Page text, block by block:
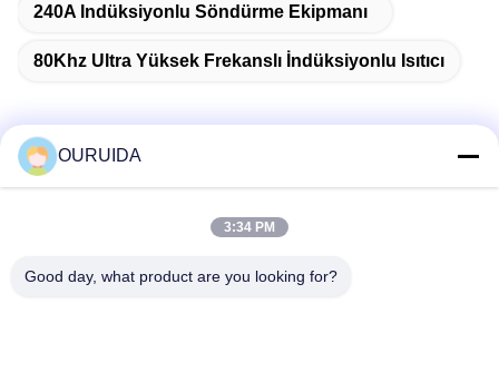
240A Indüksiyonlu Söndürme Ekipmanı
80Khz Ultra Yüksek Frekanslı İndüksiyonlu Isıtıcı
528225, No 7, B Bölgesi Shishan Kasabası (Endüstriyel
OURUIDA
3:34 PM
Good day, what product are you looking for?